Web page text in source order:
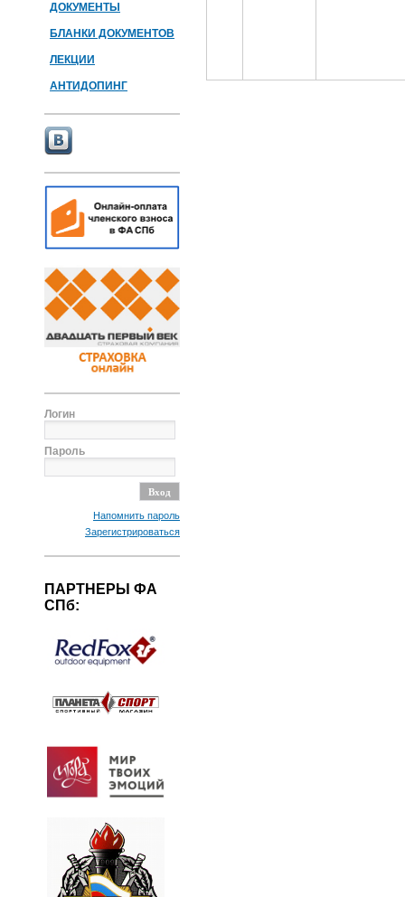
ДОКУМЕНТЫ
БЛАНКИ ДОКУМЕНТОВ
ЛЕКЦИИ
АНТИДОПИНГ
Логин
Пароль
Напомнить пароль
Зарегистрироваться
ПАРТНЕРЫ ФА
СПб: